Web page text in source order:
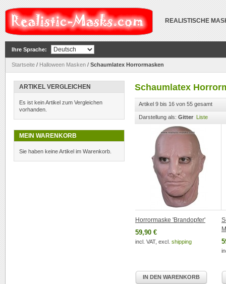
REALISTISCHE
Ihre Sprache:
Startseite / Halloween Masken / Schaumlatex Horrormasken
Schaumlatex
Artikel 9 bis 16 von 55 gesamt
Darstellung als: Gitter Liste
Horrormaske 'Brandopfer'
59,90 €
incl. VAT, excl. shipping
IN DEN WARENKORB
ARTIKEL VERGLEICHEN
Es ist kein Artikel zum Vergleichen
vorhanden.
MEIN WARENKORB
Sie haben keine Artikel im Warenkorb.